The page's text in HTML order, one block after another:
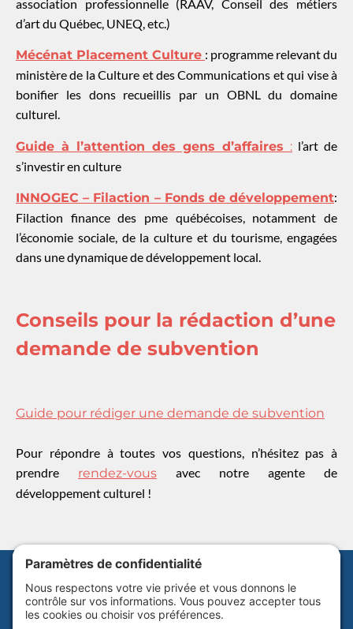
association professionnelle (RAAV, Conseil des métiers
d’art du Québec, UNEQ, etc.)
Mécénat Placement Culture : programme relevant du
ministère de la Culture et des Communications et qui vise à
bonifier les dons recueillis par un OBNL du domaine
culturel.
Guide à l’attention des gens d’affaires : l’art de
s’investir en culture
INNOGEC – Filaction – Fonds de développement:
Filaction finance des pme québécoises, notamment de
l’économie sociale, de la culture et du tourisme, engagées
dans une dynamique de développement local.
Conseils pour la rédaction d’une
demande de subvention
Guide pour rédiger une demande de subvention
Pour répondre à toutes vos questions, n’hésitez pas à
prendre rendez-vous avec notre agente de
développement culturel !